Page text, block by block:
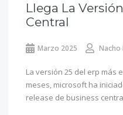
Llega La
Central
Marzo 2025 Nacho
La versión 25 del erp más
meses, microsoft ha
release de business